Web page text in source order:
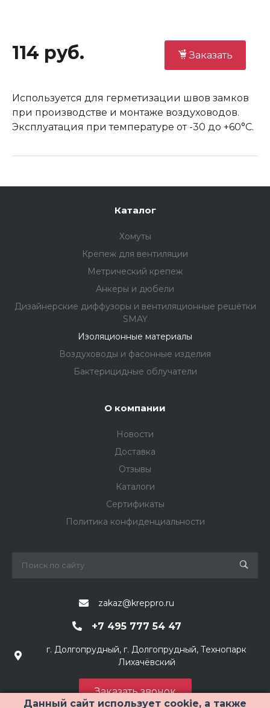
Данный сайт использует cookie, а также
114 руб. Заказать
Используется для герметизации швов замков
при производстве и монтаже воздуховодов.
Эксплуатация при температуре от -30 до +60°С.
Каталог
Хомуты
Крепеж для вентиляции
Метрический крепеж
Анкеры и дюбели
Дизайнерские диффузоры и вентиляционные решётки
SMAY
Изоляционные материалы
Воздуховоды и фасонные изделия
Бактерицидные облучатели
О компании
Новости
Доставка
Отзывы
Каталоги
Сертификаты
Политика конфиденциальности
zakaz@kreppro.ru
+7 495 777 54 47
г. Долгопрудный, г. Долгопрудный, Технопарк
Лихачёвский
Заказать звонок